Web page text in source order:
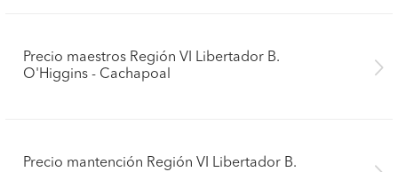
Precio maestros Región VI Libertador B.
O'Higgins - Cachapoal
Precio mantención Región VI Libertador B.